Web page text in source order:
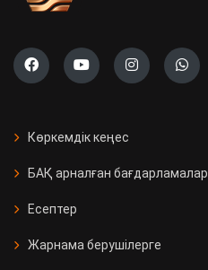
Көркемдік кеңес
БАҚ арналған бағдарламалар
Есептер
Жарнама берушілерге